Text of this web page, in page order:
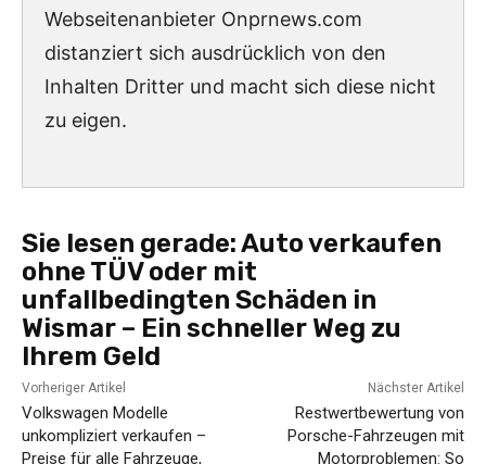
Webseitenanbieter Onprnews.com
distanziert sich ausdrücklich von den
Inhalten Dritter und macht sich diese nicht
zu eigen.
Sie lesen gerade:Auto verkaufen
ohne TÜV oder mit
unfallbedingten Schäden in
Wismar – Ein schneller Weg zu
Ihrem Geld
Vorheriger Artikel
Volkswagen Modelle
unkompliziert verkaufen –
Preise für alle Fahrzeuge,
Nächster Artikel
Restwertbewertung von
Porsche-Fahrzeugen mit
Motorproblemen: So